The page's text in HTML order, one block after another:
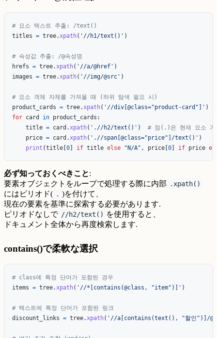
titles = tree.xpath( ' //h1/text() ' )
hrefs = tree.xpath( ' //a/@href ' )
images = tree.xpath( ' //img/@src ' )
product_cards = tree.xpath( ' //div[@class="product-card " ' )
for card in product_cards :
title = card .xpath( ' .//h2/text() ' )
price = card .xpath( ' .//span[@class="price" ]/text() ' )
print (title 0 if title else " N/A" , price 0 if price
必ず知っておくべきこと:
要素オブジェクトをループで処理する際に内部
.xpath()
にはピリオド( . )を付けて、
現在の要素を基準に探索する必要があります.
ピリオドなしで //h2/text() を使用すると、
ドキュメント全体から再度検索します.
contains()で柔軟な選択
items = tree.xpath( ' //*[contains(@class, "item" )] ' )
discount_links = tree.xpath( ' //a[contains(text(), "할인 " )]/